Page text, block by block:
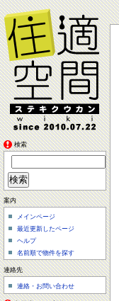
検索
案内
メインページ
最近更新したページ
ヘルプ
名前順で物件を探す
連絡先
連絡・お問い合わせ